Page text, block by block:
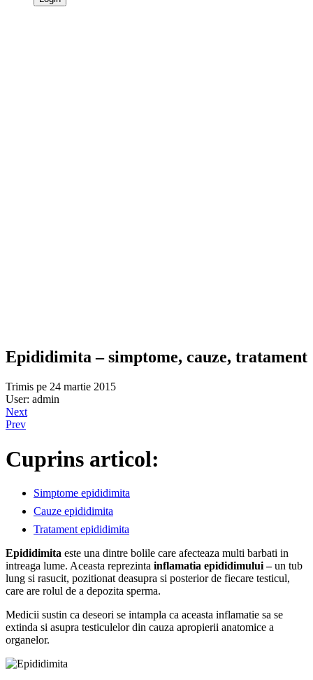
Epididimita – simptome, cauze, tratament
Trimis pe 24 martie 2015
User: admin
Next
Prev
Cuprins articol:
Simptome epididimita
Cauze epididimita
Tratament epididimita
Epididimita este una dintre bolile care afecteaza multi barbati in
intreaga lume. Aceasta reprezinta inflamatia epididimului –un tub
lung si rasucit, pozitionat deasupra si posterior de fiecare testicul,
care are rolul de a depozita sperma.
Medicii sustin ca deseori se intampla ca aceasta inflamatie sa se
extinda si asupra testiculelor din cauza apropierii anatomice a
organelor.